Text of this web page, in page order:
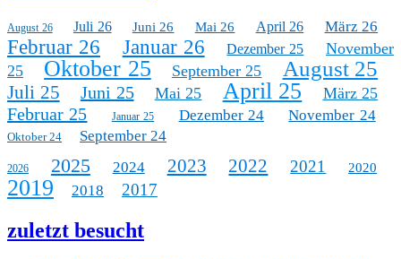
August 26 Juli 26 Juni 26 Mai 26 April 26 März 26
Februar 26 Januar 26 Dezember 25
November
25
Oktober 25 September 25 August 25
Juli 25 Juni 25 Mai 25 April 25 März 25
Februar 25 Januar 25 Dezember 24 November 24
Oktober 24 September 24
2026 2025 2024 2023 2022 2021 2020
2019 2018 2017
zuletzt besucht